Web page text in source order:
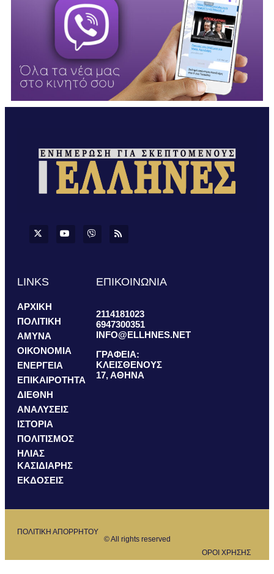
LINKS
ΑΡΧΙΚΗ
ΠΟΛΙΤΙΚΗ
ΑΜΥΝΑ
ΟΙΚΟΝΟΜΙΑ
ΕΝΕΡΓΕΙΑ
ΕΠΙΚΑΙΡΟΤΗΤΑ
ΔΙΕΘΝΗ
ΑΝΑΛΥΣΕΙΣ
ΙΣΤΟΡΙΑ
ΠΟΛΙΤΙΣΜΟΣ
ΗΛΙΑΣ
ΚΑΣΙΔΙΑΡΗΣ
ΕΚΔΟΣΕΙΣ
ΕΠΙΚΟΙΝΩΝΙΑ
2114181023
6947300351
INFO@ELLHNES.NET
ΓΡΑΦΕΙΑ:
ΚΛΕΙΣΘΕΝΟΥΣ
17, ΑΘΗΝΑ
ΠΟΛΙΤΙΚΗ ΑΠΟΡΡΗΤΟΥ
© All rights reserved
ΟΡΟΙ ΧΡΗΣΗΣ